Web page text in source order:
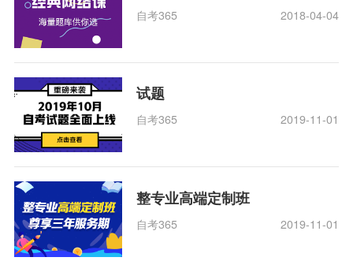
自考365 2018-04-04
试题
自考365 2019-11-01
整专业高端定制班
自考365 2019-11-01